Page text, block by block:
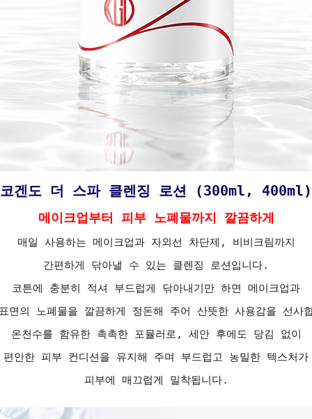
코겐도 더 스파 클렌징 로션 (300ml, 400ml)
메이크업부터 피부 노폐물까지 깔끔하게
매일 사용하는 메이크업과 자외선 차단제, 비비크림까지
간편하게 닦아낼 수 있는 클렌징 로션입니다.
코튼에 충분히 적셔 부드럽게 닦아내기만 하면 메이크업과
면의 노폐물을 깔끔하게 정돈해 주어 산뜻한 사용감을 선사
온천수를 함유한 촉촉한 포뮬러로, 세안 후에도 당김 없이
편안한 피부 컨디션을 유지해 주며 부드럽고 농밀한 텍스처가
피부에 매끄럽게 밀착됩니다.